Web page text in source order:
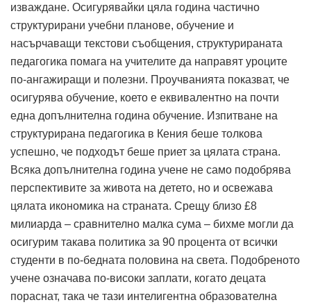
изваждане. Осигурявайки цяла година частично
структурирани учебни планове, обучение и
насърчаващи текстови съобщения, структурираната
педагогика помага на учителите да направят уроците
по-ангажиращи и полезни. Проучванията показват, че
осигурява обучение, което е еквивалентно на почти
една допълнителна година обучение. Изпитване на
структурирана педагогика в Кения беше толкова
успешно, че подходът беше приет за цялата страна.
Всяка допълнителна година учене не само подобрява
перспективите за живота на детето, но и освежава
цялата икономика на страната. Срещу близо £8
милиарда – сравнително малка сума – бихме могли да
осигурим такава политика за 90 процента от всички
студенти в по-бедната половина на света. Подобреното
учене означава по-високи заплати, когато децата
пораснат, така че тази интелигентна образователна